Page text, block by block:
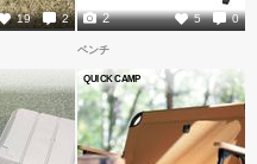
19 2 5 0
2
ベンチ
QUICK CAMP